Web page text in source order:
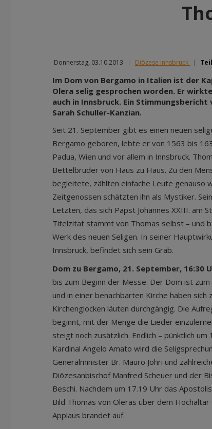
Donnerstag, 03.10.2013 | Diözese Innsbruck |
Im Dom von Bergamo in Italien ist der
Olera selig gesprochen worden. Er
auch in Innsbruck. Ein
Sarah Schuller-Kanzian.
Seit 21. September gibt es einen neuen
Bergamo geboren, lebte er von 1563 bis
Padua, Wien und vor allem in Innsbruck.
Bettelbruder von Haus zu Haus. Zu den
begleitete, zählten einfache Leute genauso
Zeitgenossen schätzten ihn als Mystiker.
Letzten, das sich Papst Johannes XXIII. am
Titelzitat stammt von Thomas selbst – und
Werk des neuen Seligen. In seiner
Innsbruck, befindet sich sein Grab.
Dom zu Bergamo, 21. September, 16:30
bis zum Beginn der Messe. Der Dom ist
und in einer benachbarten Kirche haben sich
Kirchenglocken läuten durchgängig. Die
beginnt, mit der Menge die Lieder
steigt noch zusätzlich. Endlich – pünktlich
Kardinal Angelo Amato wird die
Generalminister Br. Mauro Jöhri und
Diözesanbischof Manfred Scheuer und der
Beschi. Nachdem um 17.19 Uhr das
Bild Thomas von Oleras über dem
Applaus brandet auf.